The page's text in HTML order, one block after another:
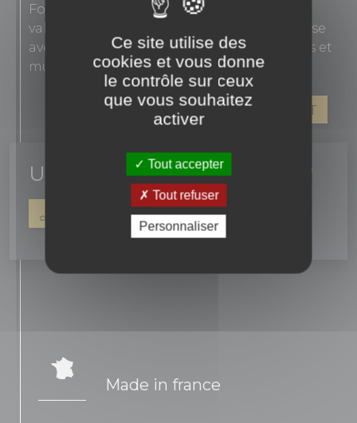
Fondée en 1863, Novoceram interprète les
valeurs authentiques de l'élégance française
avec des carreaux en grès cérame pour sols et
murs.
VOIR LES PRODUITS DE CE FABRICANT
Un conseil ? une question ?
04 90 16 42 67 NOUS ÉCRIRE
Made in france
Ce site utilise des
cookies et vous donne
le contrôle sur ceux
que vous souhaitez
activer
Tout accepter
Tout refuser
Personnaliser